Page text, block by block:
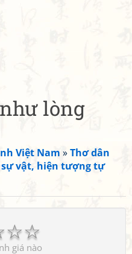
lòng
Việt Nam »Thơ dân
sự vật, hiện tượng tự
☆
☆
giá nào